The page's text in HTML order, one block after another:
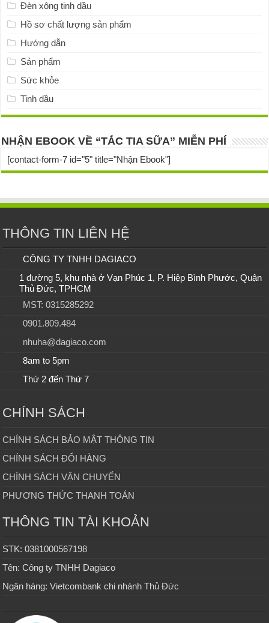
Đèn xông tinh dầu
Hồ sơ chất lượng sản phẩm
Hướng dẫn
Sản phẩm
Sức khỏe
Tinh dầu
NHẬN EBOOK VỀ “TẮC TIA SỮA” MIỄN PHÍ
[contact-form-7 id="5" title="Nhận Ebook"]
THÔNG TIN LIÊN HỆ
CÔNG TY TNHH DAGIACO
1 đường 5, khu nhà ở Vạn Phúc 1, P. Hiệp Bình Phước, Quận
Thủ Đức, TPHCM
MST: 0315285292
0901.809.484
nhuha@dagiaco.com
8am to 5pm
Thứ 2 đến Thứ 7
CHÍNH SÁCH
CHÍNH SÁCH BẢO MẬT THÔNG TIN
CHÍNH SÁCH ĐỔI HÀNG
CHÍNH SÁCH VẬN CHUYỂN
PHƯƠNG THỨC THANH TOÁN
THÔNG TIN TÀI KHOẢN
STK: 0381000567198
Tên: Công ty TNHH Dagiaco
Ngân hàng: Vietcombank chi nhánh Thủ Đức